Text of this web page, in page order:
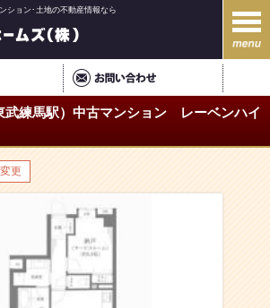
ション･土地の不動産情報なら
武練馬駅）中古マンション レーベンハイ
更